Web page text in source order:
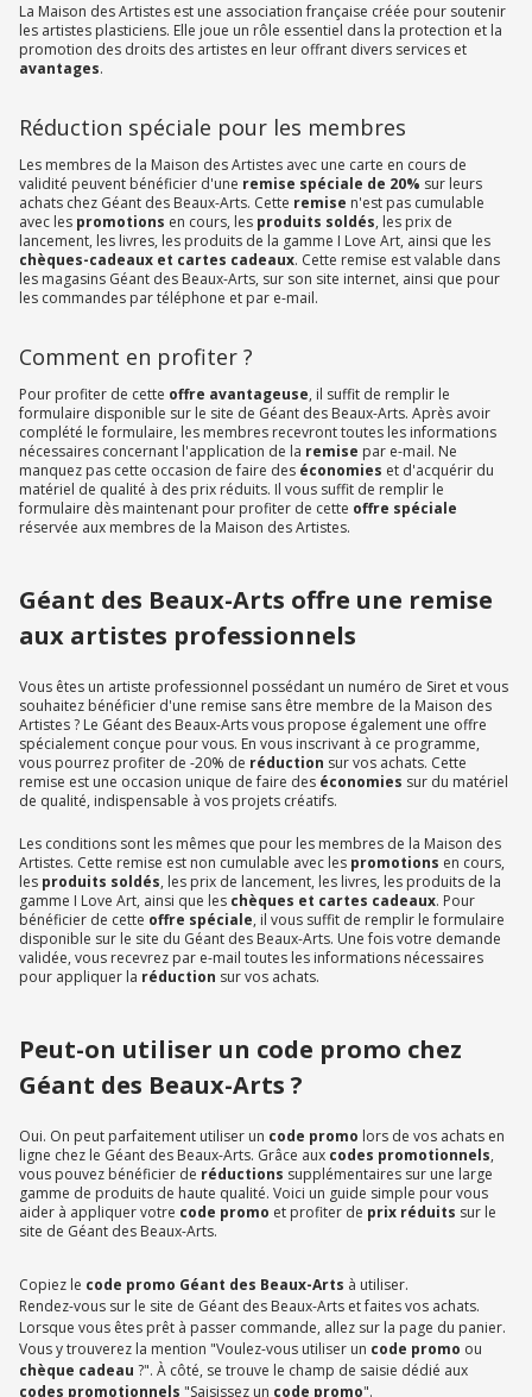
La Maison des Artistes est une association française créée pour soutenir
les artistes plasticiens. Elle joue un rôle essentiel dans la protection et la
promotion des droits des artistes en leur offrant divers services et
avantages.
Réduction spéciale pour les membres
Les membres de la Maison des Artistes avec une carte en cours de
validité peuvent bénéficier d'une remise spéciale de 20% sur leurs
achats chez Géant des Beaux-Arts. Cette remise n'est pas cumulable
avec les promotions en cours, les produits soldés, les prix de
lancement, les livres, les produits de la gamme I Love Art, ainsi que les
chèques-cadeaux et cartes cadeaux. Cette remise est valable dans
les magasins Géant des Beaux-Arts, sur son site internet, ainsi que pour
les commandes par téléphone et par e-mail.
Comment en profiter ?
Pour profiter de cette offre avantageuse, il suffit de remplir le
formulaire disponible sur le site de Géant des Beaux-Arts. Après avoir
complété le formulaire, les membres recevront toutes les informations
nécessaires concernant l'application de la remise par e-mail. Ne
manquez pas cette occasion de faire des économies et d'acquérir du
matériel de qualité à des prix réduits. Il vous suffit de remplir le
formulaire dès maintenant pour profiter de cette offre spéciale
réservée aux membres de la Maison des Artistes.
Géant des Beaux-Arts offre une remise
aux artistes professionnels
Vous êtes un artiste professionnel possédant un numéro de Siret et vous
souhaitez bénéficier d'une remise sans être membre de la Maison des
Artistes ? Le Géant des Beaux-Arts vous propose également une offre
spécialement conçue pour vous. En vous inscrivant à ce programme,
vous pourrez profiter de -20% de réduction sur vos achats. Cette
remise est une occasion unique de faire des économies sur du matériel
de qualité, indispensable à vos projets créatifs.
Les conditions sont les mêmes que pour les membres de la Maison des
Artistes. Cette remise est non cumulable avec les promotions en cours,
les produits soldés, les prix de lancement, les livres, les produits de la
gamme I Love Art, ainsi que les chèques et cartes cadeaux. Pour
bénéficier de cette offre spéciale, il vous suffit de remplir le formulaire
disponible sur le site du Géant des Beaux-Arts. Une fois votre demande
validée, vous recevrez par e-mail toutes les informations nécessaires
pour appliquer la réduction sur vos achats.
Peut-on utiliser un code promo chez
Géant des Beaux-Arts ?
Oui. On peut parfaitement utiliser un code promo lors de vos achats en
ligne chez le Géant des Beaux-Arts. Grâce aux codes promotionnels,
vous pouvez bénéficier de réductions supplémentaires sur une large
gamme de produits de haute qualité. Voici un guide simple pour vous
aider à appliquer votre code promo et profiter de prix réduits sur le
site de Géant des Beaux-Arts.
Copiez le code promo Géant des Beaux-Arts à utiliser.
Rendez-vous sur le site de Géant des Beaux-Arts et faites vos achats.
Lorsque vous êtes prêt à passer commande, allez sur la page du panier.
Vous y trouverez la mention "Voulez-vous utiliser un code promo ou
chèque cadeau ?". À côté, se trouve le champ de saisie dédié aux
codes promotionnels "Saisissez un code promo".